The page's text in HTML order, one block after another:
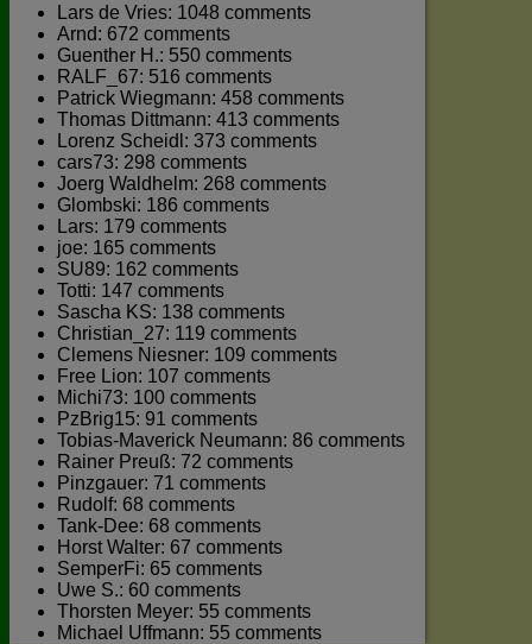
Lars de Vries: 1048 comments
Arnd: 672 comments
Guenther H.: 550 comments
RALF_67: 516 comments
Patrick Wiegmann: 458 comments
Thomas Dittmann: 413 comments
Lorenz Scheidl: 373 comments
cars73: 298 comments
Joerg Waldhelm: 268 comments
Glombski: 186 comments
Lars: 179 comments
joe: 165 comments
SU89: 162 comments
Totti: 147 comments
Sascha KS: 138 comments
Christian_27: 119 comments
Clemens Niesner: 109 comments
Free Lion: 107 comments
Michi73: 100 comments
PzBrig15: 91 comments
Tobias-Maverick Neumann: 86 comments
Rainer Preuß: 72 comments
Pinzgauer: 71 comments
Rudolf: 68 comments
Tank-Dee: 68 comments
Horst Walter: 67 comments
SemperFi: 65 comments
Uwe S.: 60 comments
Thorsten Meyer: 55 comments
Michael Uffmann: 55 comments